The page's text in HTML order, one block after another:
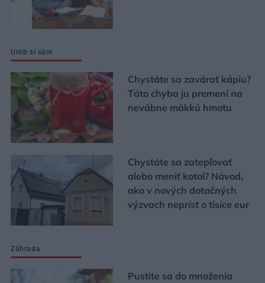
Urob si sám
Chystáte sa zavárať kápiu?
Táto chyba ju premení na
nevábne mäkkú hmotu
Chystáte sa zatepľovať
alebo meniť kotol? Návod,
ako v nových dotačných
výzvach neprísť o tisíce eur
Záhrada
Pustite sa do množenia